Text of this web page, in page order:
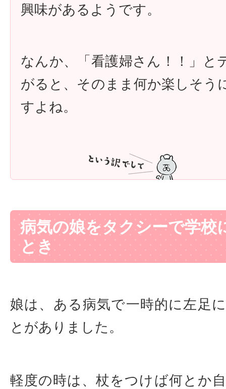
興味があるようです。
なんか、「看護婦さん！！」と
がると、そのまま何か楽しそう
すよね。
病気の娘をタクシーで学校
とき
娘は、ある病気で一時的に左足
とがありました。
軽度の時は、杖をつけば何とか